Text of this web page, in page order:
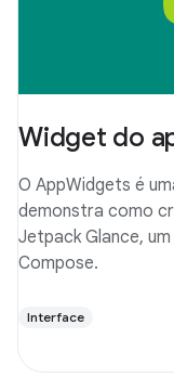
Widget do
O AppWidgets é
demonstra como
Jetpack Glance,
Compose.
Interface